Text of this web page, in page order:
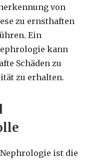
von
zu ernsthaften
Ein
kann
Schäden zu
zu erhalten.
ist die